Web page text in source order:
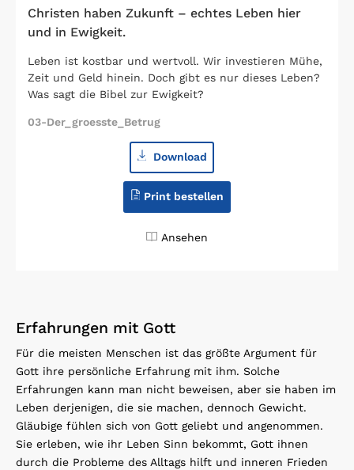
Christen haben Zukunft – echtes Leben hier
und in Ewigkeit.
Leben ist kostbar und wertvoll. Wir investieren Mühe,
Zeit und Geld hinein. Doch gibt es nur dieses Leben?
Was sagt die Bibel zur Ewigkeit?
03-Der_groesste_Betrug
Download
Print bestellen
Ansehen
Erfahrungen mit Gott
Für die meisten Menschen ist das größte Argument für
Gott ihre persönliche Erfahrung mit ihm. Solche
Erfahrungen kann man nicht beweisen, aber sie haben im
Leben derjenigen, die sie machen, dennoch Gewicht.
Gläubige fühlen sich von Gott geliebt und angenommen.
Sie erleben, wie ihr Leben Sinn bekommt, Gott ihnen
durch die Probleme des Alltags hilft und inneren Frieden